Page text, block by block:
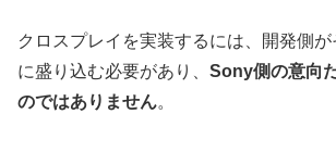
クロスプレイを実装するには、開発側
に盛り込む必要があり、 Sony側の意向
のではありません。